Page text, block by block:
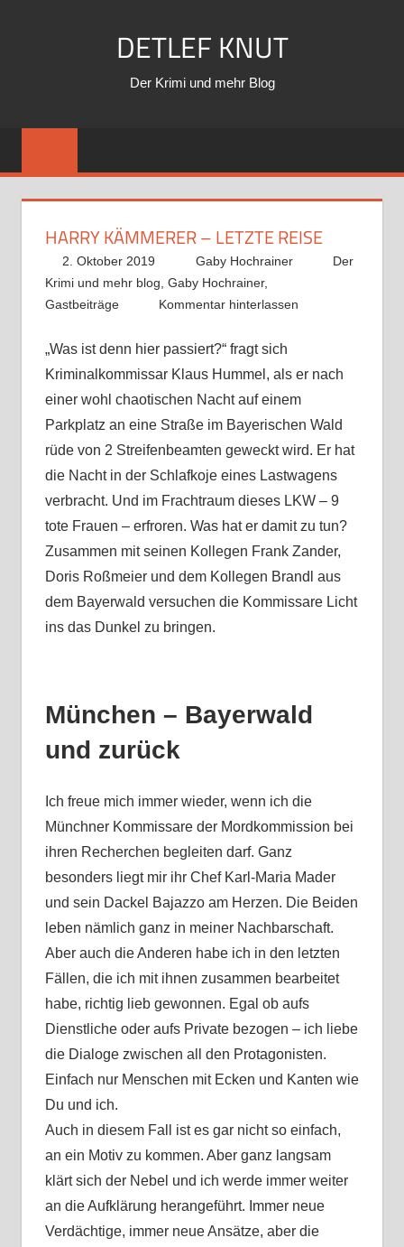
DETLEF KNUT
Der Krimi und mehr Blog
HARRY KÄMMERER – LETZTE REISE
2. Oktober 2019 Gaby Hochrainer
Der
Krimi und mehr blog Gaby Hochrainer,
Gastbeiträge
Kommentar hinterlassen
„Was ist denn hier passiert?“ fragt sich
Kriminalkommissar Klaus Hummel, als er nach
einer wohl chaotischen Nacht auf einem
Parkplatz an eine Straße im Bayerischen Wald
rüde von 2 Streifenbeamten geweckt wird. Er hat
die Nacht in der Schlafkoje eines Lastwagens
verbracht. Und im Frachtraum dieses LKW – 9
tote Frauen – erfroren. Was hat er damit zu tun?
Zusammen mit seinen Kollegen Frank Zander,
Doris Roßmeier und dem Kollegen Brandl aus
dem Bayerwald versuchen die Kommissare Licht
ins das Dunkel zu bringen.
München – Bayerwald
und zurück
Ich freue mich immer wieder, wenn ich die
Münchner Kommissare der Mordkommission bei
ihren Recherchen begleiten darf. Ganz
besonders liegt mir ihr Chef Karl-Maria Mader
und sein Dackel Bajazzo am Herzen. Die Beiden
leben nämlich ganz in meiner Nachbarschaft.
Aber auch die Anderen habe ich in den letzten
Fällen, die ich mit ihnen zusammen bearbeitet
habe, richtig lieb gewonnen. Egal ob aufs
Dienstliche oder aufs Private bezogen – ich liebe
die Dialoge zwischen all den Protagonisten.
Einfach nur Menschen mit Ecken und Kanten wie
Du und ich.
Auch in diesem Fall ist es gar nicht so einfach,
an ein Motiv zu kommen. Aber ganz langsam
klärt sich der Nebel und ich werde immer weiter
an die Aufklärung herangeführt. Immer neue
Verdächtige, immer neue Ansätze, aber die